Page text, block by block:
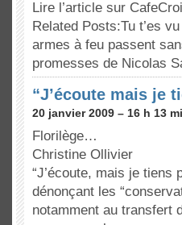
Lire l’article sur
Related Posts:Tu t’es
armes à feu passent
promesses de Nicolas
“J’écoute mais je
20 janvier 2009 – 16 h 13
Florilège…
Christine Ollivier
“J’écoute, mais je tiens
dénonçant les
notamment au transfert